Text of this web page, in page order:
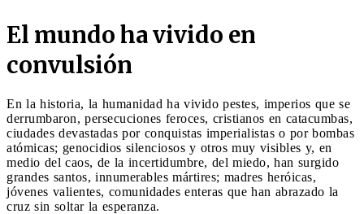
El mundo ha vivido en
convulsión
En la historia, la humanidad ha vivido pestes, imperios que se
derrumbaron, persecuciones feroces, cristianos en catacumbas,
ciudades devastadas por conquistas imperialistas o por bombas
atómicas; genocidios silenciosos y otros muy visibles y, en
medio del caos, de la incertidumbre, del miedo, han surgido
grandes santos, innumerables mártires; madres heróicas,
jóvenes valientes, comunidades enteras que han abrazado la
cruz sin soltar la esperanza.